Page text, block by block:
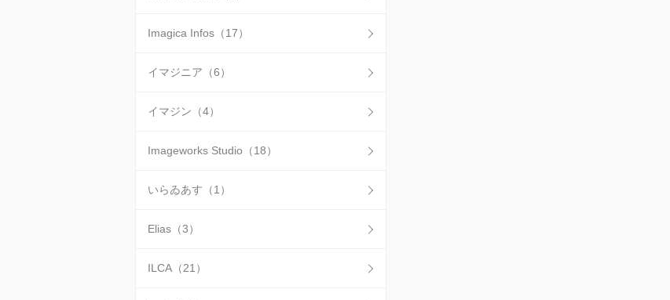
Imagica Infos（17）
イマジニア（6）
イマジン（4）
Imageworks Studio（18）
いらゐあす（1）
Elias（3）
ILCA（21）